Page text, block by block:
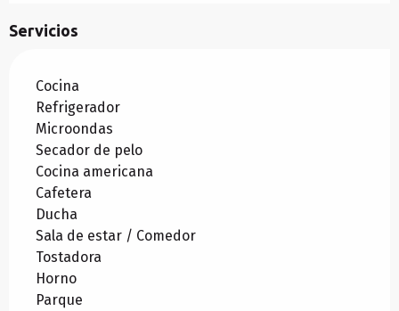
Servicios
Cocina
Refrigerador
Microondas
Secador de pelo
Cocina americana
Cafetera
Ducha
Sala de estar / Comedor
Tostadora
Horno
Parque